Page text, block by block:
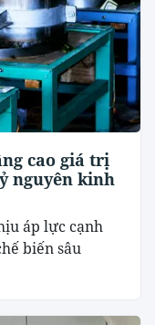
cao giá trị
nguyên kinh
áp lực cạnh
biến sâu